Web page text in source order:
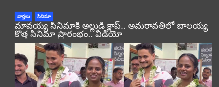
వార్తలు సినిమా
మావయ్య సినిమాకి అల్లుడి క్లాప్.. అమరావతిలో బాలయ్య
కొత్త సినిమా ప్రారంభం.. వీడియో